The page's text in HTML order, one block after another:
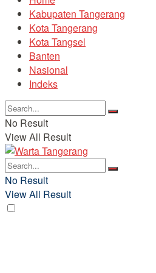
Kabupaten Tangerang
Kota Tangerang
Kota Tangsel
Banten
Nasional
Indeks
No Result
View All Result
No Result
View All Result